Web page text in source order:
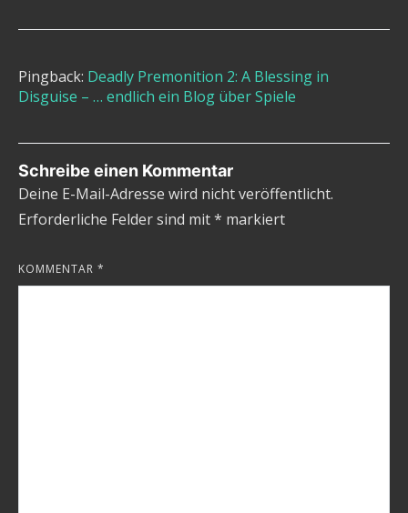
Pingback: Deadly Premonition 2: A Blessing in
Disguise – … endlich ein Blog über Spiele
Schreibe einen Kommentar
Deine E-Mail-Adresse wird nicht veröffentlicht.
Erforderliche Felder sind mit* markiert
KOMMENTAR *